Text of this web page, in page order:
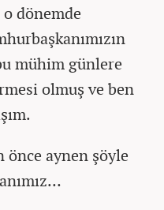
o dönemde
mühim günlere
olmuş ve ben
önce aynen şöyle